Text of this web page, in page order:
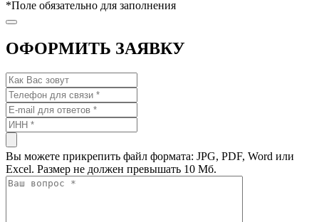
*Поле обязательно для заполнения
ОФОРМИТЬ ЗАЯВКУ
Вы можете прикрепить файл формата: JPG, PDF, Word или
Excel. Размер не должен превышать 10 Мб.